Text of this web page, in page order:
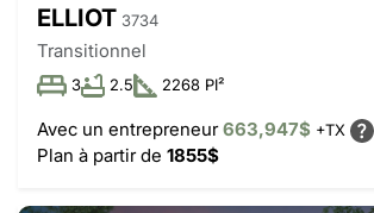
ELLIOT 3734
Transitionnel
3 2.5 2268 PI²
Avec un entrepreneur663,947$ +TX
Plan à partir de 1855$